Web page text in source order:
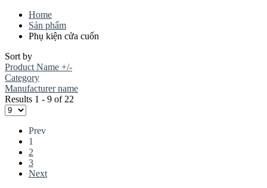
Home
Sản phẩm
Phụ kiện cửa cuốn
Sort by
Product Name +/-
Category
Manufacturer name
Results 1 - 9 of 22
Prev
1
2
3
Next